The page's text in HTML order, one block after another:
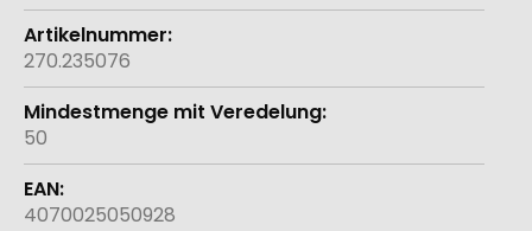
270.235076
50
4070025050928